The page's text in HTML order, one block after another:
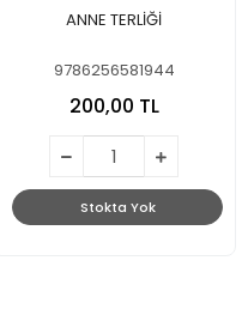
ANNE TERLİĞİ
9786256581944
200,00 TL
Stokta Yok